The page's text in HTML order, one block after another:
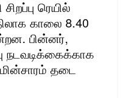
ரெயில்
காலை 8.40
பின்னர்,
நடவடிக்கைக்காக
தடை